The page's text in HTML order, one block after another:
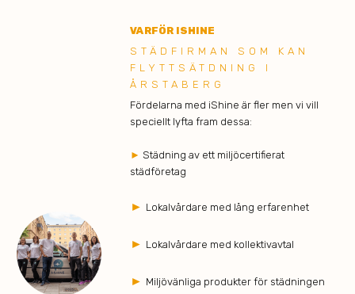
VARFÖR ISHINE
STÄDFIRMAN SOM KAN
FLYTTSÄTDNING I
ÅRSTABERG
Fördelarna med iShine är fler men vi vill
speciellt lyfta fram dessa:
► Städning av ett miljöcertifierat
städföretag
► Lokalvårdare med lång erfarenhet
► Lokalvårdare med kollektivavtal
► Miljövänliga produkter för städningen